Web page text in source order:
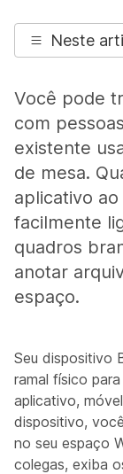
Neste
Você pode
com
existente
de mesa.
aplicativo
facilmente
quadros
anotar
espaço.
Seu dispositivo
ramal físico
aplicativo,
dispositivo,
no seu espaço
colegas, exiba